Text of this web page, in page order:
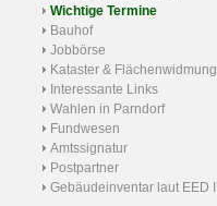
Wichtige Termine
Bauhof
Jobbörse
Kataster & Flächenwidmung
Interessante Links
Wahlen in Parndorf
Fundwesen
Amtssignatur
Postpartner
Gebäudeinventar laut EED III